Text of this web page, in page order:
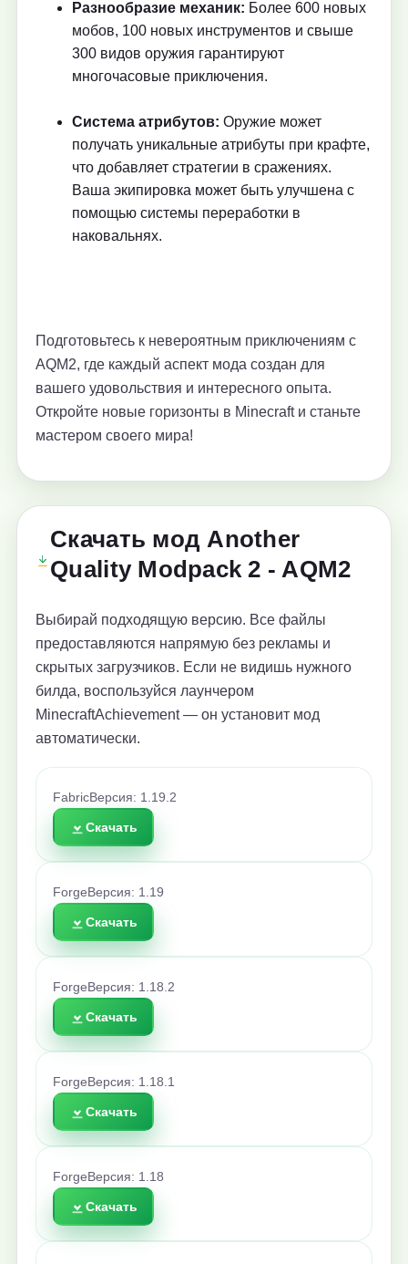
Разнообразие механик: Более 600 новых
мобов, 100 новых инструментов и свыше
300 видов оружия гарантируют
многочасовые приключения.
Система атрибутов: Оружие может
получать уникальные атрибуты при крафте,
что добавляет стратегии в сражениях.
Ваша экипировка может быть улучшена с
помощью системы переработки в
наковальнях.
Подготовьтесь к невероятным приключениям с
AQM2, где каждый аспект мода создан для
вашего удовольствия и интересного опыта.
Откройте новые горизонты в Minecraft и станьте
мастером своего мира!
Скачать мод Another
Quality Modpack 2 - AQM2
Выбирай подходящую версию. Все файлы
предоставляются напрямую без рекламы и
скрытых загрузчиков. Если не видишь нужного
билда, воспользуйся лаунчером
MinecraftAchievement — он установит мод
автоматически.
FabricВерсия: 1.19.2
Скачать
Forge Версия: 1.19
Скачать
Forge Версия: 1.18.2
Скачать
Forge Версия: 1.18.1
Скачать
Forge Версия: 1.18
Скачать